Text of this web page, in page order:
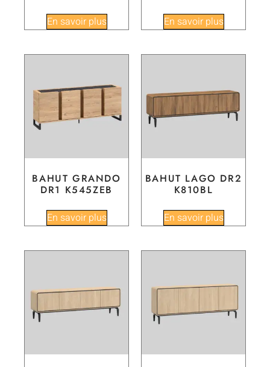
En savoir plus En savoir plus
BAHUT GRANDO
DR1 K545ZEB
En savoir plus
BAHUT LAGO DR2
K810BL
En savoir plus